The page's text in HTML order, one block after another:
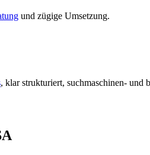
und zügige Umsetzung.
, klar strukturiert, suchmaschinen- und